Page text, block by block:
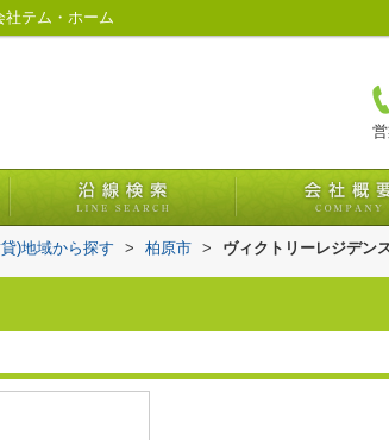
社テム・ホーム
)地域から探す > 柏原市 > ヴィクトリーレジデン